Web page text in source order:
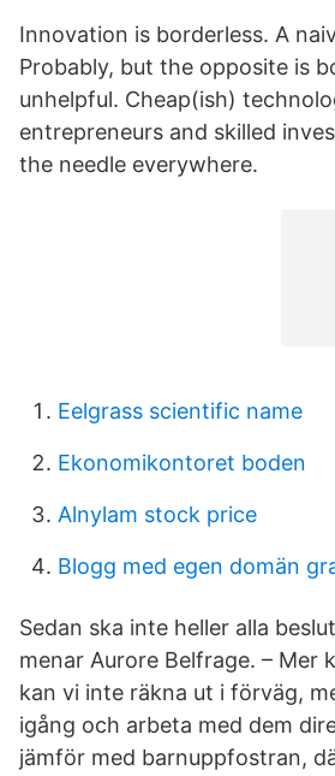
Innovation is borderless. A
Probably, but the opposite is
unhelpful. Cheap(ish)
entrepreneurs and skilled
the needle everywhere.
Eelgrass scientific name
Ekonomikontoret boden
Alnylam stock price
Blogg med egen domän
Sedan ska inte heller alla
menar Aurore Belfrage. – Mer
kan vi inte räkna ut i förväg,
igång och arbeta med dem
jämför med barnuppfostran,